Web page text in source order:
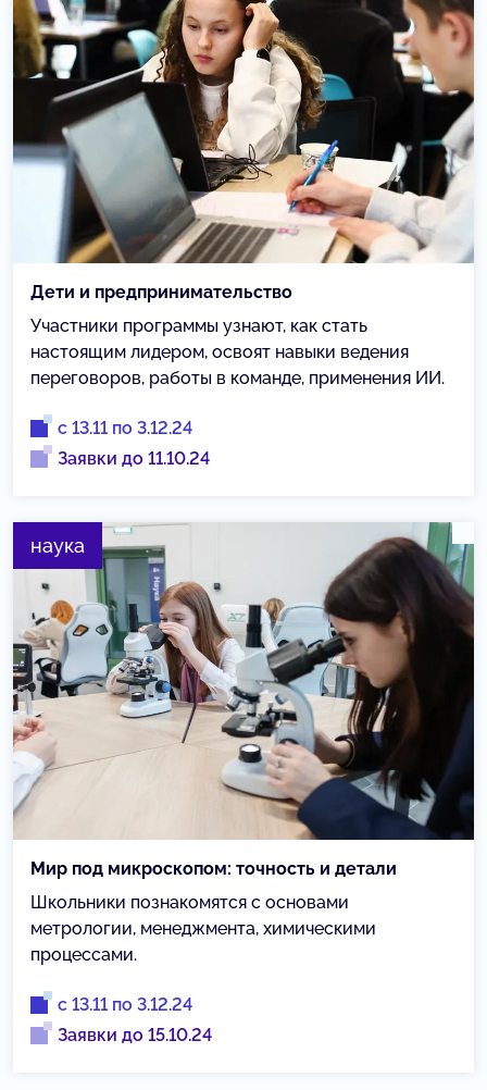
Дети и предпринимательство
Участники программы узнают, как стать
настоящим лидером, освоят навыки ведения
переговоров, работы в команде, применения ИИ.
с 13.11 по 3.12.24
Заявки до 11.10.24
наука
Мир под микроскопом: точность и детали
Школьники познакомятся с основами
метрологии, менеджмента, химическими
процессами.
с 13.11 по 3.12.24
Заявки до 15.10.24